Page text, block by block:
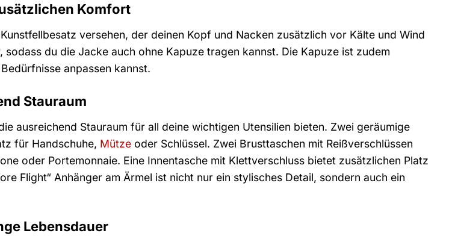
Komfort
versehen, der deinen Kopf und Nacken zusätzlich vor Kälte und Wind
du die Jacke auch ohne Kapuze tragen kannst. Die Kapuze ist zudem
anpassen kannst.
Stauraum
ausreichend Stauraum für all deine wichtigen Utensilien bieten. Zwei geräumige
für Handschuhe, Mütze oder Schlüssel. Zwei Brusttaschen mit Reißverschlüssen
oder Portemonnaie. Eine Innentasche mit Klettverschluss bietet zusätzlichen Platz
Flight“ Anhänger am Ärmel ist nicht nur ein stylisches Detail, sondern auch ein
Lebensdauer